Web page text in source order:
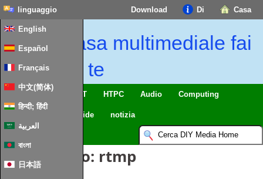
Casa
Di
Download
linguaggio
English
Español
Français
中文(简体)
हिन्दी; हिंदी
العربية
বাংলা
日本語
Casa multimediale fai
da te
Casa intelligente & IoT HTPC Audio Computing
Guide notizia
Tag Articolo: rtmp